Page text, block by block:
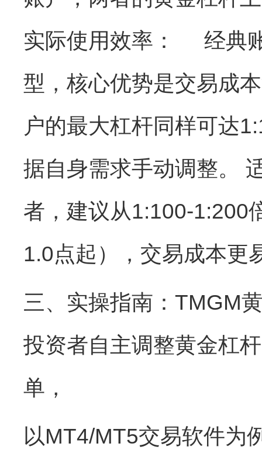
实际使用效率： 经典
型，核心优势是交易成
户的最大杠杆同样可达
据自身需求手动调整。
者，建议从1:100-1:200
1.0点起），交易成本更
三、实操指南：TMGM
投资者自主调整黄金杠
单，
以MT4/MT5交易软件为